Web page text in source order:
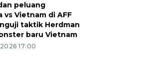
peluang
vs Vietnam di AFF
taktik Herdman
baru Vietnam
17:00